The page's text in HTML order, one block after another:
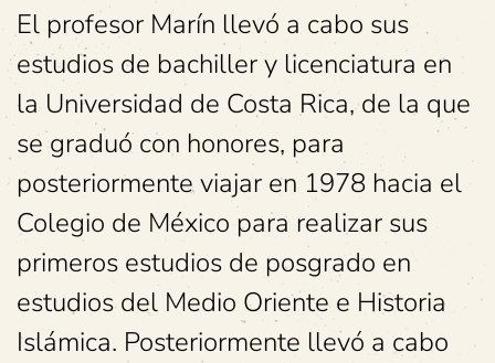
El profesor Marín llevó a cabo sus
estudios de bachiller y licenciatura en
la Universidad de Costa Rica, de la que
se graduó con honores, para
posteriormente viajar en 1978 hacia el
Colegio de México para realizar sus
primeros estudios de posgrado en
estudios del Medio Oriente e Historia
Islámica. Posteriormente llevó a cabo